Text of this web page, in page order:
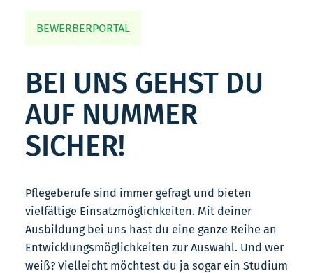
BEWERBERPORTAL
BEI UNS GEHST DU
AUF NUMMER
SICHER!
Pflegeberufe sind immer gefragt und bieten
vielfältige Einsatzmöglichkeiten. Mit deiner
Ausbildung bei uns hast du eine ganze Reihe an
Entwicklungsmöglichkeiten zur Auswahl. Und wer
weiß? Vielleicht möchtest du ja sogar ein Studium